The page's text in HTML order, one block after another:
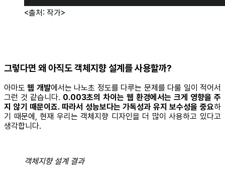
<출처: 작가>
그렇다면 왜 아직도 객체지향 설계를 사용할까?
아마도웹 개발에서는 나노초 정도를 다루는 문제를 다룰 일이 적어서
그런 것 같습니다. 0.003초의 차이는 웹 환경에서는 크게 영향을 주
지 않기 때문이죠. 따라서 성능보다는 가독성과 유지 보수성을 중요하
기 때문에, 현재 우리는 객체지향 디자인을 더 많이 사용하고 있다고
생각합니다.
객체지향 설계 결과